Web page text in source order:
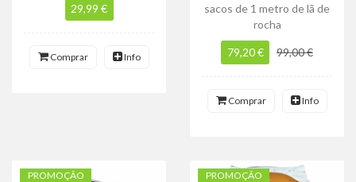
29,99 €
Comprar Info
sacos de 1 metro de lã de
rocha
79,20 € 99,00 €
Comprar Info
PROMOÇÃO PROMOÇÃO